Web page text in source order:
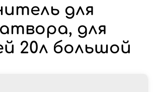
для
для
20л большой